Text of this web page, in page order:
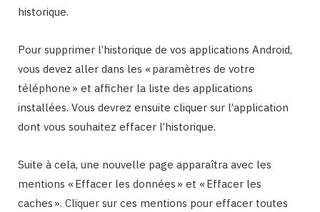
historique.
Pour supprimer l’historique de vos applications Android,
vous devez aller dans les « paramètres de votre
téléphone » et afficher la liste des applications
installées. Vous devrez ensuite cliquer sur l’application
dont vous souhaitez effacer l’historique.
Suite à cela, une nouvelle page apparaîtra avec les
mentions « Effacer les données » et « Effacer les
caches ». Cliquer sur ces mentions pour effacer toutes